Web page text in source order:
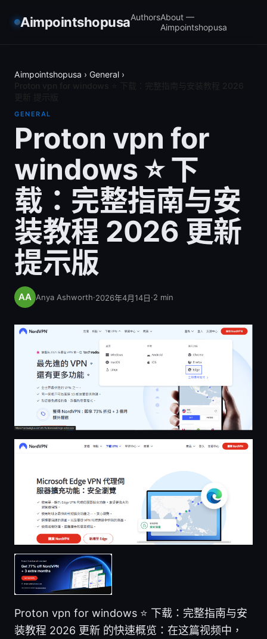
AimpointshopusaAuthorsAbout —
Aimpointshopusa
Aimpointshopusa › General ›
GENERAL
Proton vpn for
windows ⭐ 下
载：完整指南与安
装教程 2026 更新
提示版
Anya Ashworth·2026年4月14日·2 min
Proton vpn for windows ⭐ 下载：完整指南与安
装教程 2026 更新 的快速概览：在这篇视频中，